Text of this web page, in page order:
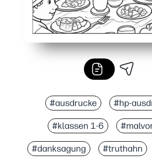
#ausdrucke #hp-
#klassen 1-6
#danksagung #truthahn